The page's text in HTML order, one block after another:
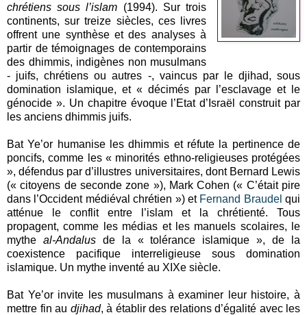
chrétiens sous l’islam (1994). Sur trois
continents, sur treize siècles, ces livres
offrent une synthèse et des analyses à
partir de témoignages de contemporains
des dhimmis, indigènes non musulmans
- juifs, chrétiens ou autres -, vaincus par le djihad, sous
domination islamique, et « décimés par l’esclavage et le
génocide ». Un chapitre évoque l’Etat d’Israël construit par
les anciens dhimmis juifs.
Bat Ye’or humanise les dhimmis et réfute la pertinence de
poncifs, comme les « minorités ethno-religieuses protégées
», défendus par d’illustres universitaires, dont Bernard Lewis
(« citoyens de seconde zone »), Mark Cohen (« C’était pire
dans l’Occident médiéval chrétien ») et Fernand Braudel qui
atténue le conflit entre l’islam et la chrétienté. Tous
propagent, comme les médias et les manuels scolaires, le
mythe al-Andalusde la « tolérance islamique », de la
coexistence pacifique interreligieuse sous domination
islamique. Un mythe inventé au XIXe siècle.
Bat Ye’or invite les musulmans à examiner leur histoire, à
mettre fin au djihad, à établir des relations d’égalité avec les